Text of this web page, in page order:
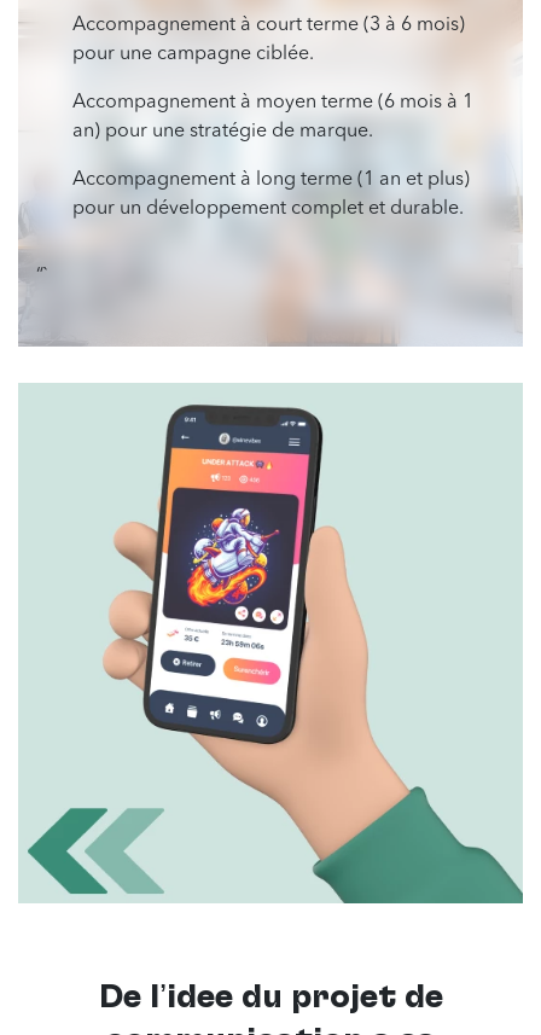
Accompagnement à court terme (3 à 6 mois)
pour une campagne ciblée.
Accompagnement à moyen terme (6 mois à 1
an) pour une stratégie de marque.
Accompagnement à long terme (1 an et plus)
pour un développement complet et durable.
“`
De l’idée du projet de